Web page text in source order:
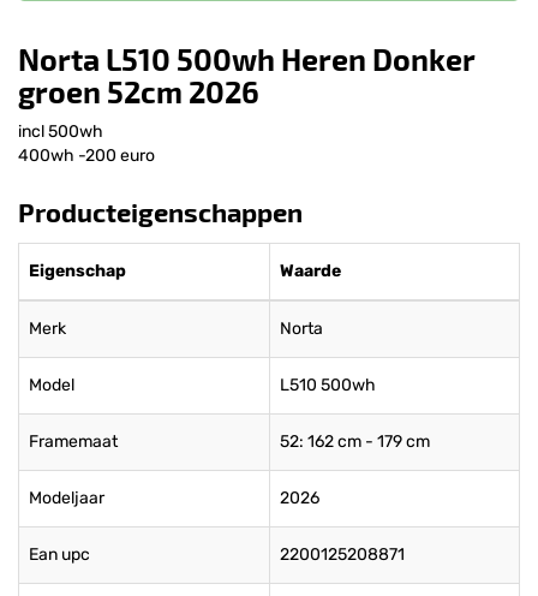
Norta L510 500wh Heren Donker
groen 52cm 2026
incl 500wh
400wh -200 euro
Producteigenschappen
Eigenschap Waarde
Merk Norta
Model L510 500wh
Framemaat 52: 162 cm - 179 cm
Modeljaar 2026
Ean upc 2200125208871